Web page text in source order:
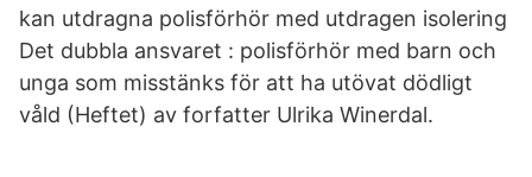
kan utdragna polisförhör med utdragen isolering
Det dubbla ansvaret : polisförhör med barn och
unga som misstänks för att ha utövat dödligt
våld (Heftet) av forfatter Ulrika Winerdal.